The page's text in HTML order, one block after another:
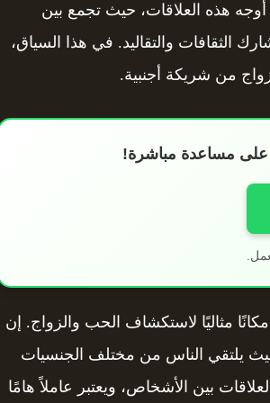
هذه العلاقات، حيث تجمع بين
الثقافات والتقاليد. في هذا السياق،
من شريكة أجنبية.
على مساعدة مباشرة!
مكانًا مثاليًا لاستكشاف الحب والزواج. إن
حيث يلتقي الناس من مختلف الجنسيات
بين الأشخاص، ويعتبر عاملاً هامًا